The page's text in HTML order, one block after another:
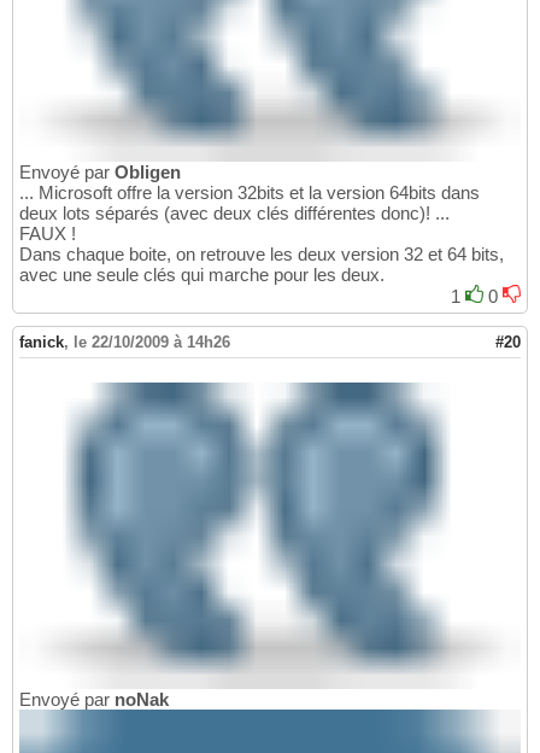
Envoyé par Obligen
... Microsoft offre la version 32bits et la version 64bits dans
deux lots séparés (avec deux clés différentes donc)! ...
FAUX !
Dans chaque boite, on retrouve les deux version 32 et 64 bits,
avec une seule clés qui marche pour les deux.
1
0
fanick, le 22/10/2009 à 14h26 #20
Envoyé par noNak